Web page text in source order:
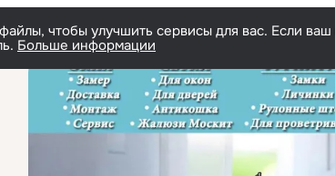
чтобы улучшить сервисы для вас. Если
Больше информации